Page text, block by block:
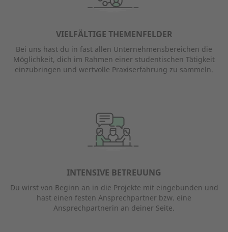
VIELFÄLTIGE THEMENFELDER
Bei uns hast du in fast allen Unternehmensbereichen die
Möglichkeit, dich im Rahmen einer studentischen Tätigkeit
einzubringen und wertvolle Praxiserfahrung zu sammeln.
INTENSIVE BETREUUNG
Du wirst von Beginn an in die Projekte mit eingebunden und
hast einen festen Ansprechpartner bzw. eine
Ansprechpartnerin an deiner Seite.